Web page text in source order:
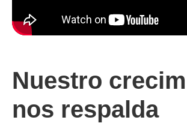
Nuestro
nos respalda